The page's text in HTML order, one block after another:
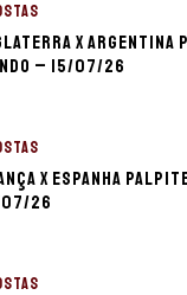
x Argentina
– 15/07/26
x Espanha
26